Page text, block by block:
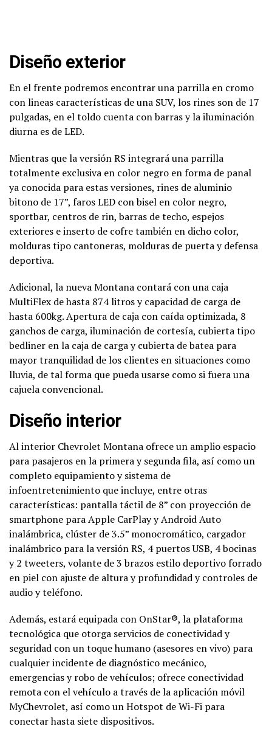
Diseño exterior
En el frente podremos encontrar una parrilla en cromo
con lineas características de una SUV, los rines son de 17
pulgadas, en el toldo cuenta con barras y la iluminación
diurna es de LED.
Mientras que la versión RS integrará una parrilla
totalmente exclusiva en color negro en forma de panal
ya conocida para estas versiones, rines de aluminio
bitono de 17”, faros LED con bisel en color negro,
sportbar, centros de rin, barras de techo, espejos
exteriores e inserto de cofre también en dicho color,
molduras tipo cantoneras, molduras de puerta y defensa
deportiva.
Adicional, la nueva Montana contará con una caja
MultiFlex de hasta 874 litros y capacidad de carga de
hasta 600kg. Apertura de caja con caída optimizada, 8
ganchos de carga, iluminación de cortesía, cubierta tipo
bedliner en la caja de carga y cubierta de batea para
mayor tranquilidad de los clientes en situaciones como
lluvia, de tal forma que pueda usarse como si fuera una
cajuela convencional.
Diseño interior
Al interior Chevrolet Montana ofrece un amplio espacio
para pasajeros en la primera y segunda fila, así como un
completo equipamiento y sistema de
infoentretenimiento que incluye, entre otras
características: pantalla táctil de 8” con proyección de
smartphone para Apple CarPlay y Android Auto
inalámbrica, clúster de 3.5” monocromático, cargador
inalámbrico para la versión RS, 4 puertos USB, 4 bocinas
y 2 tweeters, volante de 3 brazos estilo deportivo forrado
en piel con ajuste de altura y profundidad y controles de
audio y teléfono.
Además, estará equipada con OnStar®, la plataforma
tecnológica que otorga servicios de conectividad y
seguridad con un toque humano (asesores en vivo) para
cualquier incidente de diagnóstico mecánico,
emergencias y robo de vehículos; ofrece conectividad
remota con el vehículo a través de la aplicación móvil
MyChevrolet, así como un Hotspot de Wi-Fi para
conectar hasta siete dispositivos.